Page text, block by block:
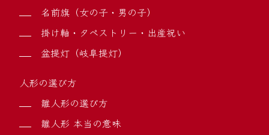
名前旗（女の子・男の子）
掛け軸・タペストリー・出産祝い
盆提灯（岐阜提灯）
人形の選び方
雛人形の選び方
雛人形 本当の意味